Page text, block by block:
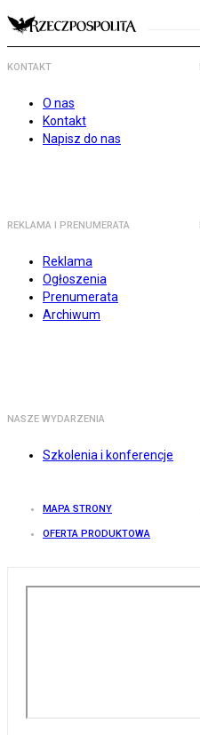
KONTAKT
O nas
Kontakt
Napisz do nas
REKLAMA I PRENUMERATA
Reklama
Ogłoszenia
Prenumerata
Archiwum
NASZE WYDARZENIA
Szkolenia i konferencje
MAPA STRONY
OFERTA PRODUKTOWA